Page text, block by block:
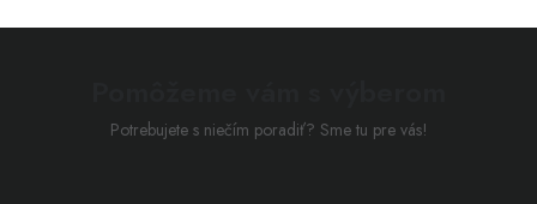
Potrebujete s niečím poradiť? Sme tu pre vás!